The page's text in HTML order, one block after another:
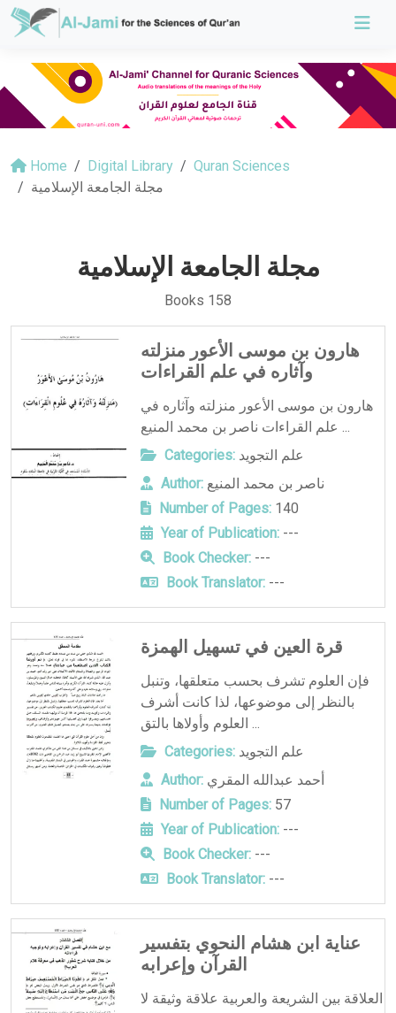
Home Digital Library
Quran Sciences
مجلة الجامعة الإسلامية
مجلة الجامعة الإسلامية
Books 158
هارون بن موسى الأعور منزلته
وآثاره في علم القراءات
هارون بن موسى الأعور منزلته وآثاره في
علم القراءات ناصر بن محمد المنيع ...
Categories: علم التجويد
Author: ناصر بن محمد المنيع
Number of Pages:140
Year of Publication:---
Book Checker:---
Book Translator:---
قرة العين في تسهيل الهمزة
فإن العلوم تشرف بحسب متعلقها، وتنبل
بالنظر إلى موضوعها، لذا كانت أشرف
العلوم وأولاها بالتق ...
Categories: علم التجويد
Author: أحمد عبدالله المقري
Number of Pages:57
Year of Publication:---
Book Checker:---
Book Translator:---
عناية ابن هشام النحوي بتفسير
القرآن وإعرابه
العلاقة بين الشريعة والعربية علاقة وثيقة لا